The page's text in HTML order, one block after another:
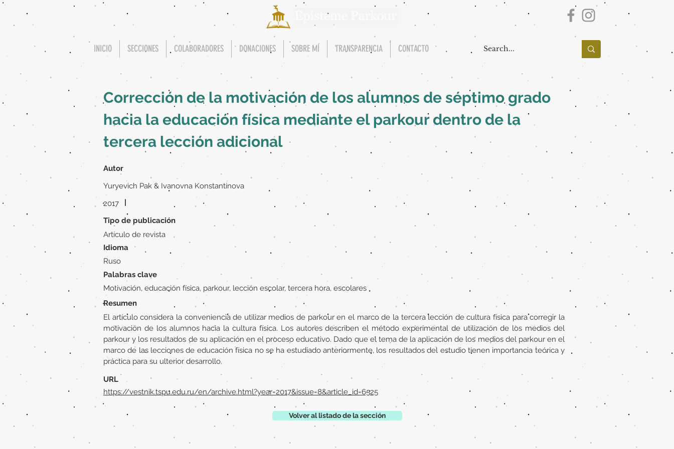
INICIO SECCIONES COLABORADORES DONACIONES SOBRE MÍ TRANSPARENCIA CONTACTO
Corrección de la motivación de los alumnos de séptimo grado
hacia la educación física mediante el parkour dentro de la
tercera lección adicional
Autor
Yuryevich Pak & Ivanovna Konstantinova
2017
|
Tipo de publicación
Artículo de revista
Idioma
Ruso
Palabras clave
Motivación, educación física, parkour, lección escolar, tercera hora, escolares
Resumen
El artículo considera la conveniencia de utilizar medios de parkour en el marco de la tercera lección de cultura física para corregir la
motivación de los alumnos hacia la cultura física. Los autores describen el método experimental de utilización de los medios del
parkour y los resultados de su aplicación en el proceso educativo. Dado que el tema de la aplicación de los medios del parkour en el
marco de las lecciones de educación física no se ha estudiado anteriormente, los resultados del estudio tienen importancia teórica y
práctica para su ulterior desarrollo.
URL
https://vestnik.tspu.edu.ru/en/archive.html?year=2017&issue=8&article_id=6525
Volver al listado de la sección